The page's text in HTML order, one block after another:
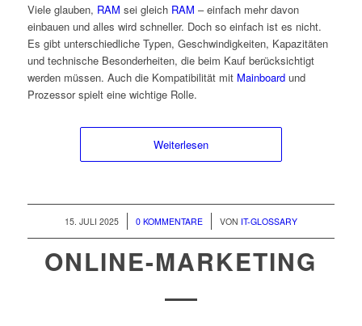
Viele glauben, RAM sei gleich RAM – einfach mehr davon
einbauen und alles wird schneller. Doch so einfach ist es nicht.
Es gibt unterschiedliche Typen, Geschwindigkeiten, Kapazitäten
und technische Besonderheiten, die beim Kauf berücksichtigt
werden müssen. Auch die Kompatibilität mit Mainboardund
Prozessor spielt eine wichtige Rolle.
Weiterlesen
15. JULI 2025 0 KOMMENTARE
/ VON IT-GLOSSARY
ONLINE-MARKETING